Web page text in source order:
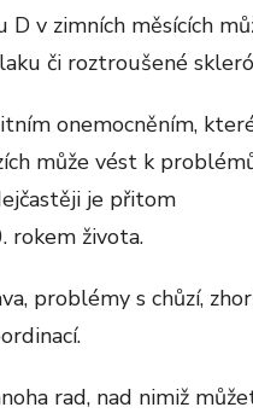
v zimních měsících
či roztroušené
onemocněním,
může vést k
je přitom
rokem života.
problémy s chůzí,
rad, nad nimiž